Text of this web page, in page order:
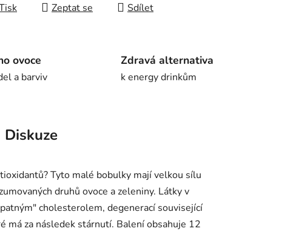
Zeptat se Sdílet
ovoce
a barviv
Zdravá alternativa
k energy drinkům
Diskuze
Tyto malé bobulky mají velkou sílu
druhů ovoce a zeleniny. Látky v
cholesterolem, degenerací související
má za následek stárnutí. Balení obsahuje 12